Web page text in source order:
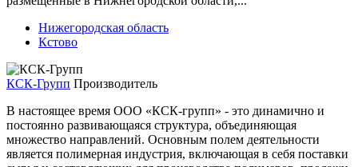
Нижегородская область
Кстово
КСК-Групп Производитель
В настоящее время ООО «КСК-групп» - это динамично и
постоянно развивающаяся структура, объединяющая
множество направлений. Основным полем деятельности
является полимерная индустрия, включающая в себя поставки